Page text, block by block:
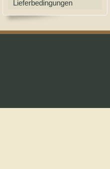
Lieferbedingungen